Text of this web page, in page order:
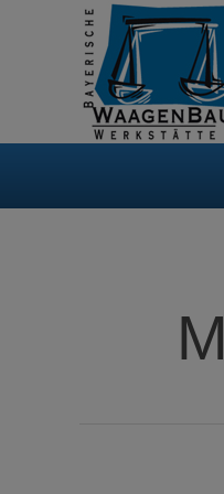
Sartorius
jetzt zum
Der MA35 ist das
zuverlässigen
und fester Substanzen
Wägebereich: 35 g,